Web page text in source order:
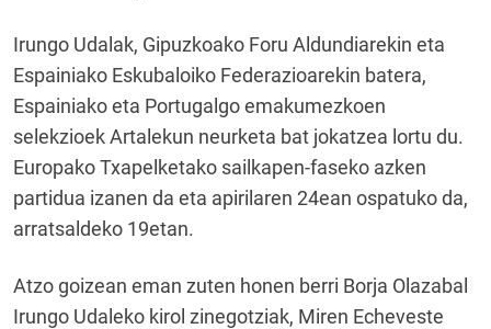
Irungo Udalak, Gipuzkoako Foru Aldundiarekin eta
Espainiako Eskubaloiko Federazioarekin batera,
Espainiako eta Portugalgo emakumezkoen
selekzioek Artalekun neurketa bat jokatzea lortu du.
Europako Txapelketako sailkapen-faseko azken
partidua izanen da eta apirilaren 24ean ospatuko da,
arratsaldeko 19etan.
Atzo goizean eman zuten honen berri Borja Olazabal
Irungo Udaleko kirol zinegotziak, Miren Echeveste